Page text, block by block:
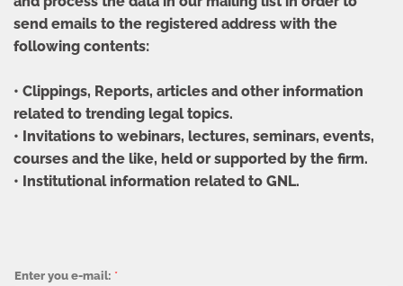
send emails to the registered address with the
following contents:
• Clippings, Reports, articles and other information
related to trending legal topics.
• Invitations to webinars, lectures, seminars, events,
courses and the like, held or supported by the firm.
• Institutional information related to GNL.
Enter you e-mail: *